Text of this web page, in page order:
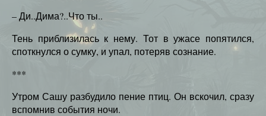
– Ди..Дима?..Что ты..
Тень приблизилась к нему. Тот в ужасе попятился,
споткнулся о сумку, и упал, потеряв сознание.
***
Утром Сашу разбудило пение птиц. Он вскочил, сразу
вспомнив события ночи.